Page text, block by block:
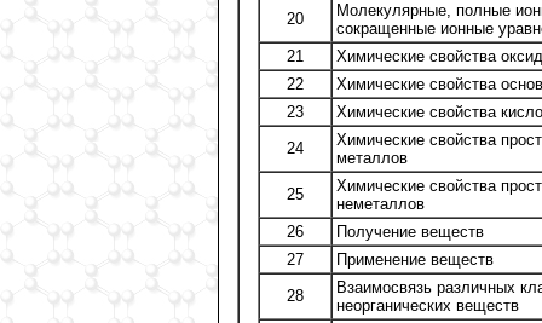
20
Молекулярные, полные
сокращенные ионные
21
Химические свойства
22
Химические свойства
23
Химические свойства
24
Химические свойства
металлов
25
Химические свойства
неметаллов
26
Получение веществ
27
Применение веществ
28
Взаимосвязь различных
неорганических веществ